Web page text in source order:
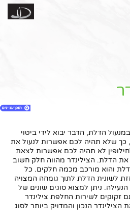
הדלת, הדבר יבוא לידי ביטוי
כך שלא תהיה לכם אפשרות לנעול את
לא תהיה לכם אפשרות לצאת
הדלת. הצילינדר מהווה חלק חשוב
דלת והוא מורכב מכמה חלקים. כל
לשונית הדלת לתוך גומחה המצויה
ניתן למצוא סוגים שונים של
זקוקים לשירות החלפת צילינדר
הנכון והמדויק ביותר לסוג